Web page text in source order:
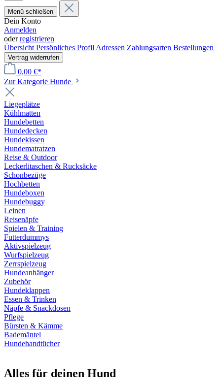
Menü schließen
Dein Konto
Anmelden
oderregistrieren
Übersicht Persönliches Profil Adressen Zahlungsarten Bestellungen
Vertrag widerrufen
0,00 €*
Zur Kategorie Hunde
Liegeplätze
Kühlmatten
Hundebetten
Hundedecken
Hundekissen
Hundematratzen
Reise & Outdoor
Leckerlitaschen & Rucksäcke
Schonbezüge
Hochbetten
Hundeboxen
Hundebuggy
Leinen
Reisenäpfe
Spielen & Training
Futterdummys
Aktivspielzeug
Wurfspielzeug
Zerrspielzeug
Hundeanhänger
Zubehör
Hundeklappen
Essen & Trinken
Näpfe & Snackdosen
Pflege
Bürsten & Kämme
Bademäntel
Hundehandtücher
Alles für deinen Hund